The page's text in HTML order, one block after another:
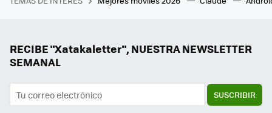
RECIBE "Xatakaletter", NUESTRA NEWSLETTER
SEMANAL
SUSCRIBIR